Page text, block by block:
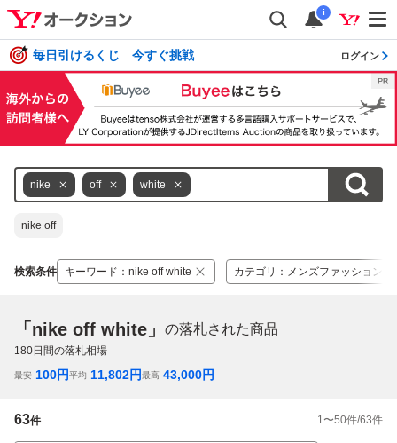
i
毎日引けるくじ 今すぐ挑戦 ログイン
nike off white
nike off
検索条件 キーワード ： nike off white カテゴリ ： メンズファッション
「nike off white」 の落札された商品
180日間の落札相場
最安 100円平均 11,802円最高 43,000円
63件 1 〜50件/63件